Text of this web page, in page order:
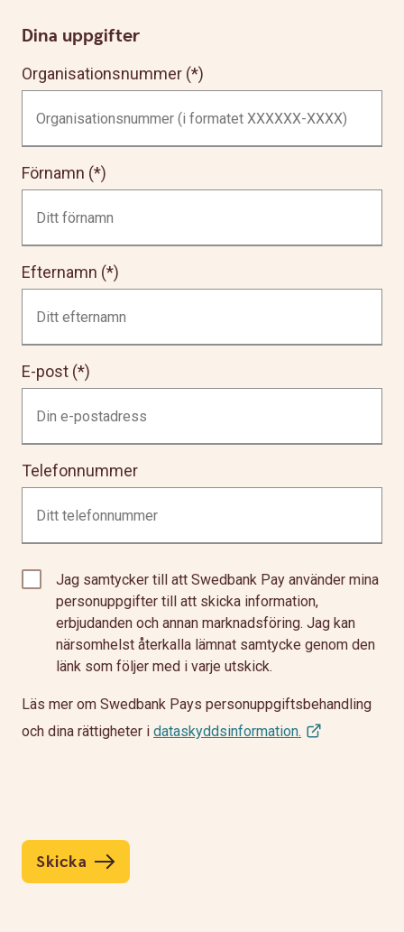
Dina uppgifter
Organisationsnummer
Förnamn
Efternamn
E-post
Telefonnummer
Jag samtycker till att Swedbank Pay använder mina
personuppgifter till att skicka information,
erbjudanden och annan marknadsföring. Jag kan
närsomhelst återkalla lämnat samtycke genom den
länk som följer med i varje utskick.
Läs mer om Swedbank Pays personuppgiftsbehandling
och dina rättigheter i dataskyddsinformation.
Skicka